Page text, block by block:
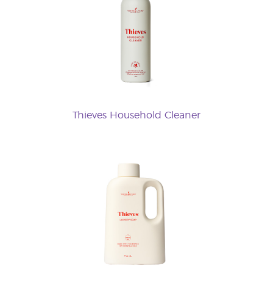
Thieves Household Cleaner